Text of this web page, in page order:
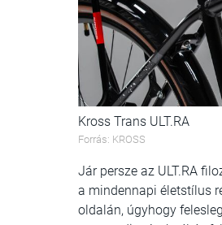
Kross Trans ULT.RA
Forrás: KROSS
Jár persze az ULT.RA
a mindennapi életstílus
oldalán, úgyhogy